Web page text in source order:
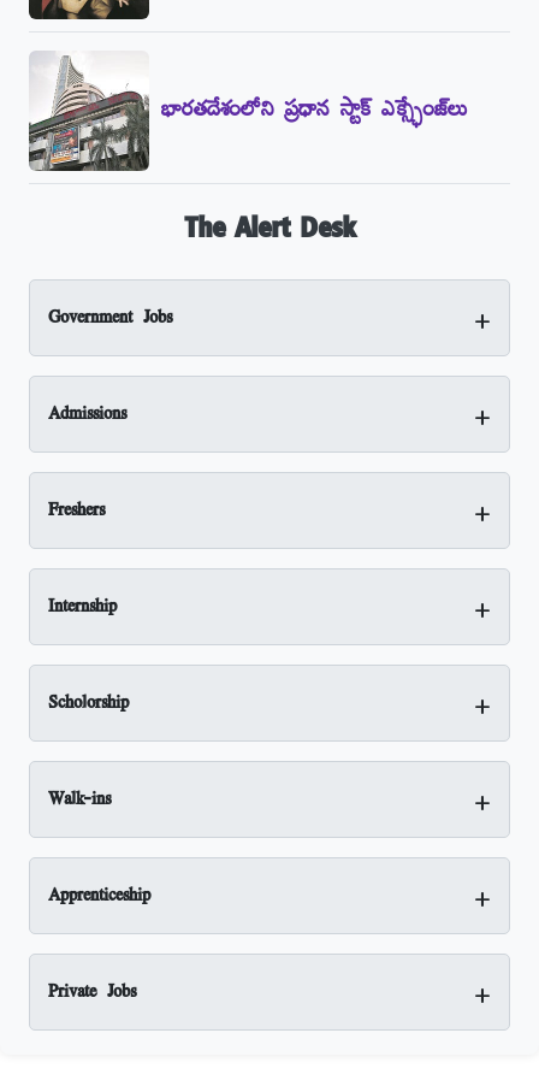
భారతదేశంలోని ప్రధాన స్టాక్‌ ఎక్స్ఛేంజ్‌లు
The Alert Desk
Government Jobs +
Admissions +
Freshers +
Internship +
Scholorship +
Walk-ins +
Apprenticeship +
Private Jobs +